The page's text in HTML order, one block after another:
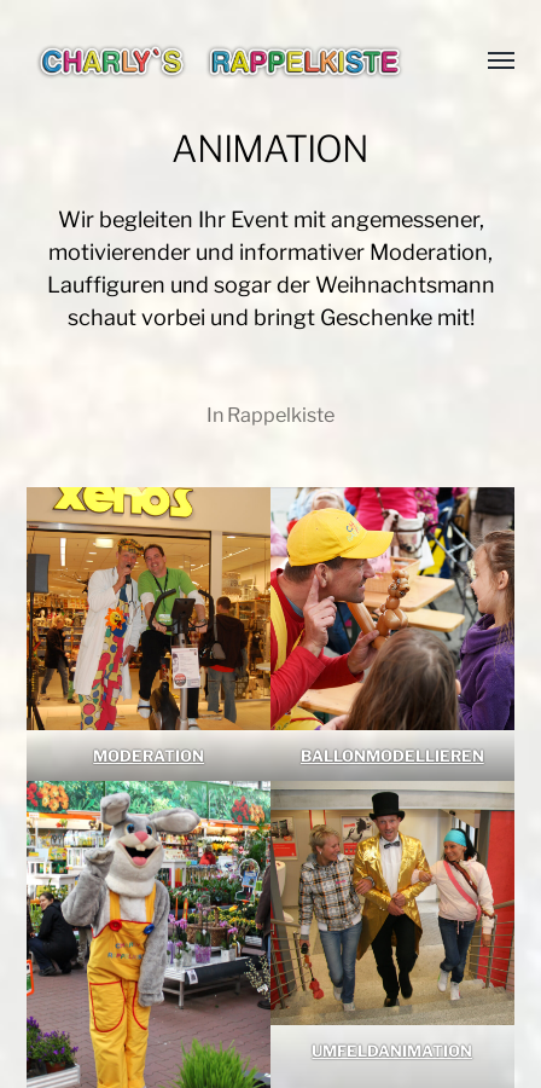
Rappelkiste
Menü
ANIMATION
Wir begleiten Ihr Event mit angemessener,
motivierender und informativer Moderation,
Lauffiguren und sogar der Weihnachtsmann
schaut vorbei und bringt Geschenke mit!
In Rappelkiste
MODERATION BALLONMODELLIEREN
UMFELDANIMATION